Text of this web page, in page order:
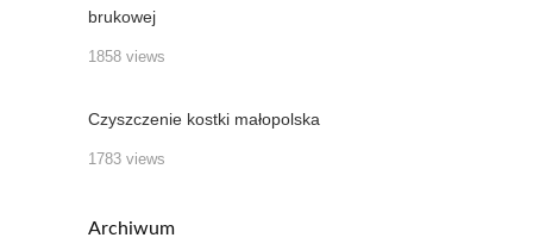
brukowej
1858 views
Czyszczenie kostki małopolska
1783 views
Archiwum